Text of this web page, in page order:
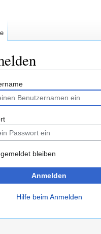
bleiben
Anmelden
Hilfe beim Anmelden